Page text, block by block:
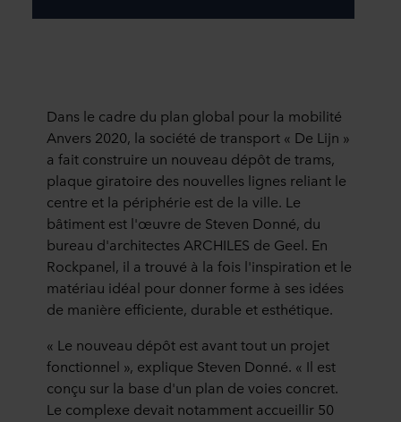
Dans le cadre du plan global pour la mobilité
Anvers 2020, la société de transport « De Lijn »
a fait construire un nouveau dépôt de trams,
plaque giratoire des nouvelles lignes reliant le
centre et la périphérie est de la ville. Le
bâtiment est l'œuvre de Steven Donné, du
bureau d'architectes ARCHILES de Geel. En
Rockpanel, il a trouvé à la fois l'inspiration et le
matériau idéal pour donner forme à ses idées
de manière efficiente, durable et esthétique.
« Le nouveau dépôt est avant tout un projet
fonctionnel », explique Steven Donné. « Il est
conçu sur la base d'un plan de voies concret.
Le complexe devait notamment accueillir 50